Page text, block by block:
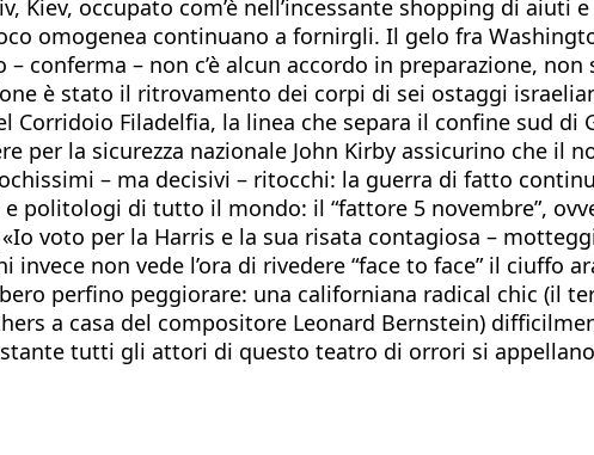
Kiev, occupato com’è nell’incessante shopping di
omogenea continuano a fornirgli. Il gelo fra
conferma – non c’è alcun accordo in preparazione, non
è stato il ritrovamento dei corpi di sei ostaggi
Filadelfia, la linea che separa il confine sud di
per la sicurezza nazionale John Kirby assicurino che il
– ma decisivi – ritocchi: la guerra di fatto
politologi di tutto il mondo: il “fattore 5 novembre”,
voto per la Harris e la sua risata contagiosa –
invece non vede l’ora di rivedere “face to face” il ciuffo
perfino peggiorare: una californiana radical chic (il
a casa del compositore Leonard Bernstein)
tutti gli attori di questo teatro di orrori si